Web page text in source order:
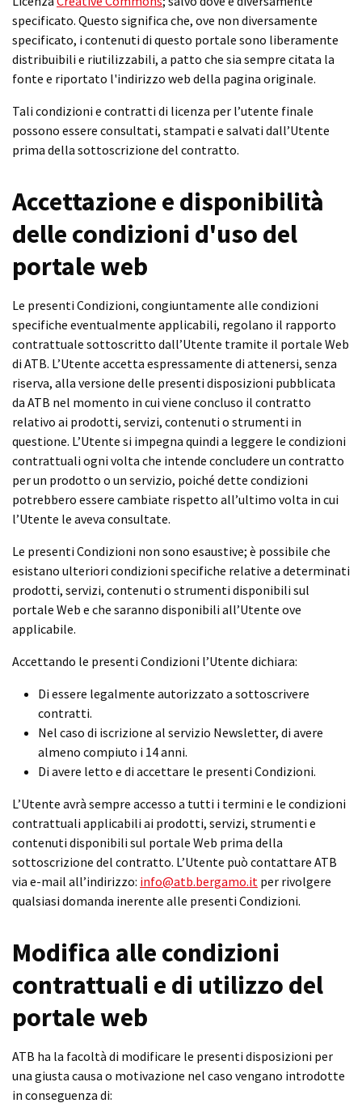
specificato. Questo significa che, ove non diversamente
specificato, i contenuti di questo portale sono liberamente
distribuibili e riutilizzabili, a patto che sia sempre citata la
fonte e riportato l'indirizzo web della pagina originale.
Tali condizioni e contratti di licenza per l’utente finale
possono essere consultati, stampati e salvati dall’Utente
prima della sottoscrizione del contratto.
Accettazione e disponibilità
delle condizioni d'uso del
portale web
Le presenti Condizioni, congiuntamente alle condizioni
specifiche eventualmente applicabili, regolano il rapporto
contrattuale sottoscritto dall’Utente tramite il portale Web
di ATB. L’Utente accetta espressamente di attenersi, senza
riserva, alla versione delle presenti disposizioni pubblicata
da ATB nel momento in cui viene concluso il contratto
relativo ai prodotti, servizi, contenuti o strumenti in
questione. L’Utente si impegna quindi a leggere le condizioni
contrattuali ogni volta che intende concludere un contratto
per un prodotto o un servizio, poiché dette condizioni
potrebbero essere cambiate rispetto all’ultimo volta in cui
l’Utente le aveva consultate.
Le presenti Condizioni non sono esaustive; è possibile che
esistano ulteriori condizioni specifiche relative a determinati
prodotti, servizi, contenuti o strumenti disponibili sul
portale Web e che saranno disponibili all’Utente ove
applicabile.
Accettando le presenti Condizioni l’Utente dichiara:
Di essere legalmente autorizzato a sottoscrivere
contratti.
Nel caso di iscrizione al servizio Newsletter, di avere
almeno compiuto i 14 anni.
Di avere letto e di accettare le presenti Condizioni.
L’Utente avrà sempre accesso a tutti i termini e le condizioni
contrattuali applicabili ai prodotti, servizi, strumenti e
contenuti disponibili sul portale Web prima della
sottoscrizione del contratto. L’Utente può contattare ATB
via e-mail all’indirizzo: info@atb.bergamo.it per rivolgere
qualsiasi domanda inerente alle presenti Condizioni.
Modifica alle condizioni
contrattuali e di utilizzo del
portale web
ATB ha la facoltà di modificare le presenti disposizioni per
una giusta causa o motivazione nel caso vengano introdotte
in conseguenza di: